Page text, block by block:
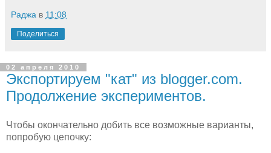
Раджа в 11:08
Поделиться
02 апреля 2010
Экспортируем "кат" из blogger.com.
Продолжение экспериментов.
Чтобы окончательно добить все возможные варианты,
попробую цепочку: